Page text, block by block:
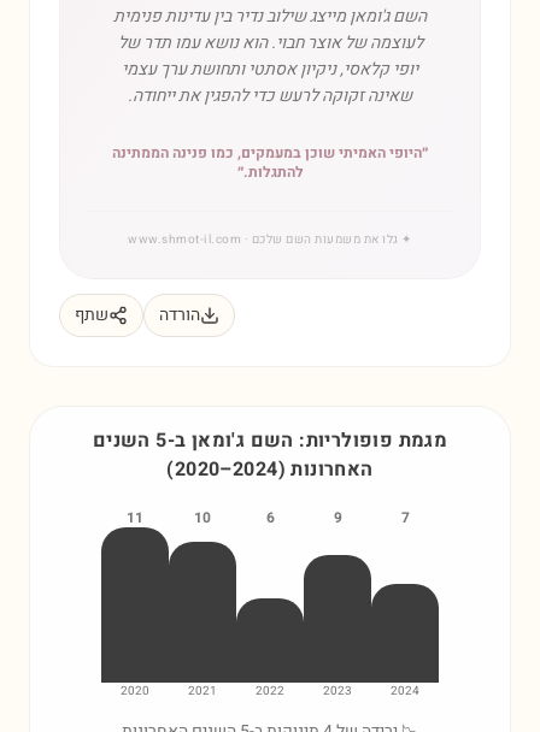
השם ג'ומאן מייצג שילוב נדיר בין עדינות פנימית
לעוצמה של אוצר חבוי. הוא נושא עמו תדר של
יופי קלאסי, ניקיון אסתטי ותחושת ערך עצמי
שאינה זקוקה לרעש כדי להפגין את ייחודה.
״היופי האמיתי שוכן במעמקים, כמו פנינה הממתינה
להתגלות.״
✦ גלו את משמעות השם שלכם · www.shmot-il.com
הורדה שתף
מגמת פופולריות: השם ג'ומאן
ב-5 השנים
האחרונות
(2020–2024)
7
2024
9
2023
6
2022
10
2021
11
2020